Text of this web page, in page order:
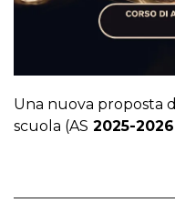
Una nuova proposta
scuola (AS 2025-2026